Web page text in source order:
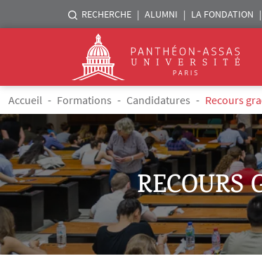
Aller au contenu principal
Menu liste sites Assas
RECHERCHE ALUMNI LA FONDATION
Logo
Fil d'Ariane
Accueil Formations Candidatures Recours
RECOURS